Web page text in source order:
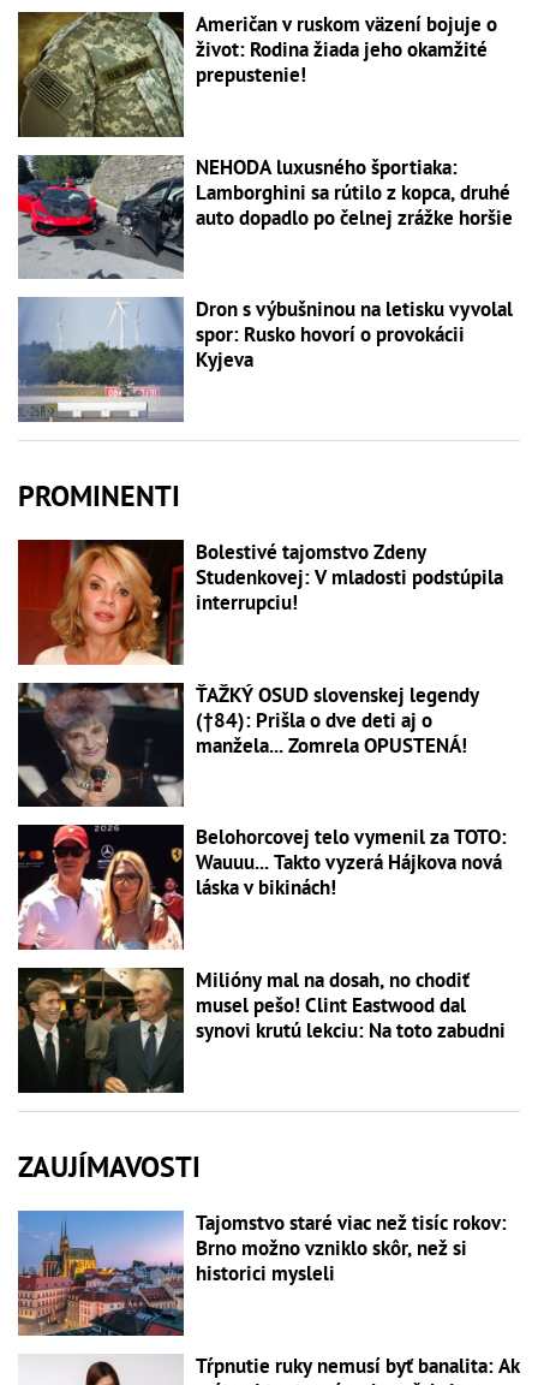
Američan v ruskom väzení bojuje o
život: Rodina žiada jeho okamžité
prepustenie!
NEHODA luxusného športiaka:
Lamborghini sa rútilo z kopca, druhé
auto dopadlo po čelnej zrážke horšie
Dron s výbušninou na letisku vyvolal
spor: Rusko hovorí o provokácii
Kyjeva
PROMINENTI
Bolestivé tajomstvo Zdeny
Studenkovej: V mladosti podstúpila
interrupciu!
ŤAŽKÝ OSUD slovenskej legendy
(†84): Prišla o dve deti aj o
manžela... Zomrela OPUSTENÁ!
Belohorcovej telo vymenil za TOTO:
Wauuu... Takto vyzerá Hájkova nová
láska v bikinách!
Milióny mal na dosah, no chodiť
musel pešo! Clint Eastwood dal
synovi krutú lekciu: Na toto zabudni
ZAUJÍMAVOSTI
Tajomstvo staré viac než tisíc rokov:
Brno možno vzniklo skôr, než si
historici mysleli
Tŕpnutie ruky nemusí byť banalita: Ak